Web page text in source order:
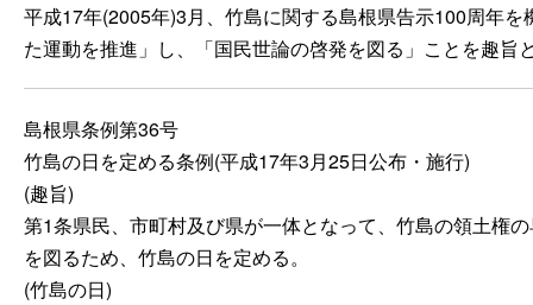
平成17年(2005年)3月、竹島に関する島根県告示100周年
た運動を推進」し、「国民世論の啓発を図る」ことを趣
島根県条例第36号
竹島の日を定める条例(平成17年3月25日公布・施行)
(趣旨)
第1条県民、市町村及び県が一体となって、竹島の領土権
を図るため、竹島の日を定める。
(竹島の日)